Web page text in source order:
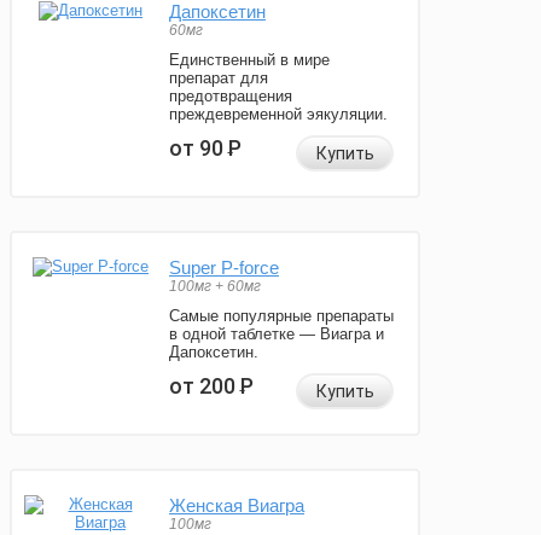
Дапоксетин
60мг
Единственный в мире
препарат для
предотвращения
преждевременной эякуляции.
от 90Р Купить
Super P-force
100мг + 60мг
Самые популярные препараты
в одной таблетке — Виагра и
Дапоксетин.
от 200Р Купить
Женская Виагра
100мг